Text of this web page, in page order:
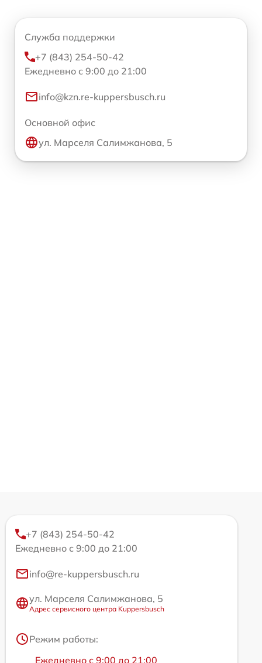
Служба поддержки
+7 (843) 254-50-42
Ежедневно с 9:00 до 21:00
info@kzn.re-kuppersbusch.ru
Основной офис
ул. Марселя Салимжанова, 5
+7 (843) 254-50-42
Ежедневно с 9:00 до 21:00
info@re-kuppersbusch.ru
ул. Марселя Салимжанова, 5
Адрес сервисного центра Kuppersbusch
Режим работы:
Ежедневно с 9:00 до 21:00